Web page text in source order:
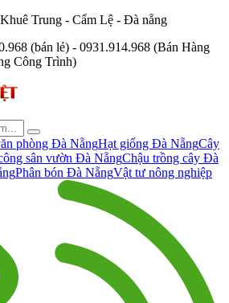
Trung - Cẩm Lệ - Đà nẵng
(bán lẻ) - 0931.914.968 (Bán Hàng
Công Trình)
phòng Đà NẵngHạt giống Đà NẵngCây
sân vườn Đà NẵngChậu trồng cây Đà
Phân bón Đà NẵngVật tư nông nghiệp